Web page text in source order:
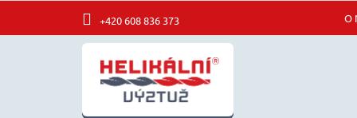
obsah
+420 608 836 373 O